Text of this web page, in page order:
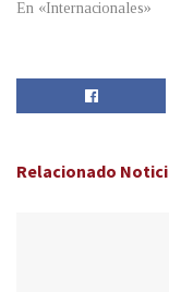
En «Internacionales»
Relacionado